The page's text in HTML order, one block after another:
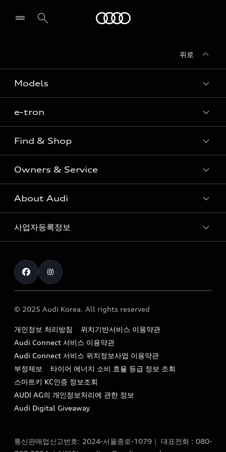
위로
Models
Sedan
SUV
Coupe
S range
e-tron
e-tron
Find & Shop
전시장/AAP 전시장/AS센터
아우디 신차 재고
아우디 모델 비교하기
아우디 공식 인증 중고차
The new Audi A6 Taste Drive 이벤트
Owners & Service
고객안내
Audi Connect
myAudiworld
내비게이션 데이터 다운로드
아우디 영상 매뉴얼
서비스 센터
서비스 프로그램
아우디 e-tron 케어 프로그램
사설수리업체를 위한 권고사항
About Audi
아우디 브랜드
Formula 1
Audi Story
아우디코리아 소식
아우디코리아 소개
아우디 스토리
아우디 브랜드 히스토리
quattro 시스템
사업자등록정보
통신판매업신고번호 : 2024-서울종로-1079
대표자명 : 틸 셰어
딩)
이메일 : audi_m@audi-ccc.co.kr
© 2025 Audi Korea. All rights reserved
개인정보 처리방침
위치기반서비스 이용약관
Audi Connect 서비스 이용약관
Audi Connect 서비스 위치정보사업 이용약관
부정제보
타이어 에너지 소비 효율 등급 정보 조회
스마트키 KC인증 정보조회
AUDI AG의 개인정보처리에 관한 정보
Audi Digital Giveaway
통신판매업신고번호: 2024-서울종로-1079｜ 대표전화 : 080-